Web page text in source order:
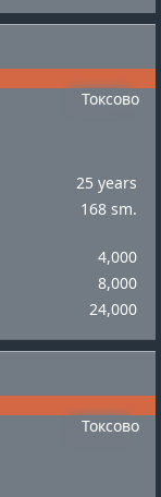
Токсово
25 years
168 sm.
4,000
8,000
24,000
Токсово